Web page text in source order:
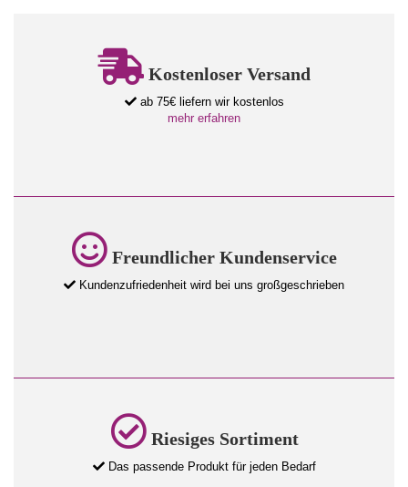
Kostenloser Versand
ab 75€ liefern wir kostenlos
mehr erfahren
Freundlicher Kundenservice
Kundenzufriedenheit wird bei uns großgeschrieben
Riesiges Sortiment
Das passende Produkt für jeden Bedarf